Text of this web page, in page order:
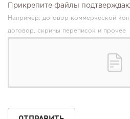
Прикрепите файлы
Например: договор коммерческой
договор, скрины переписок и прочее